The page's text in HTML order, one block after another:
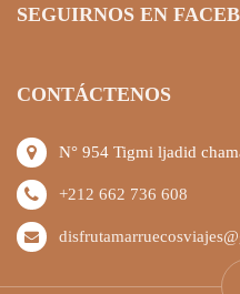
SEGUIRNOS EN
CONTÁCTENOS
N° 954 Tigmi ljadid
+212 662 736 608